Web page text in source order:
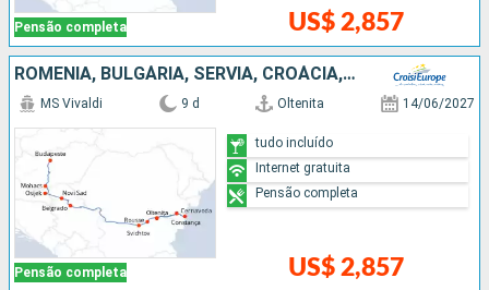
Pensão completa US$ 2,857
ROMÊNIA, BULGÁRIA, SÉRVIA, CROÁCIA, HUNGRIA
Pensão completa
MS Vivaldi 9 d Oltenita 14/06/2027
US$ 2,857
tudo incluído
Internet gratuita
Pensão completa